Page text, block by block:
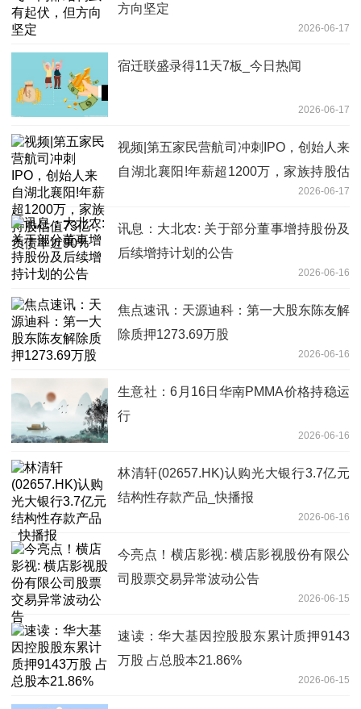
方向坚定
2026-06-17
宿迁联盛录得11天7板_今日热闻
2026-06-17
视频|第五家民营航司冲刺IPO，创始人来
自湖北襄阳!年薪超1200万，家族持股估
2026-06-17
讯息：大北农: 关于部分董事增持股份及
后续增持计划的公告
2026-06-16
焦点速讯：天源迪科：第一大股东陈友解
除质押1273.69万股
2026-06-16
生意社：6月16日华南PMMA价格持稳运
行
2026-06-16
林清轩(02657.HK)认购光大银行3.7亿元
结构性存款产品_快播报
2026-06-16
今亮点！横店影视: 横店影视股份有限公
司股票交易异常波动公告
2026-06-15
速读：华大基因控股股东累计质押9143
万股 占总股本21.86%
2026-06-15